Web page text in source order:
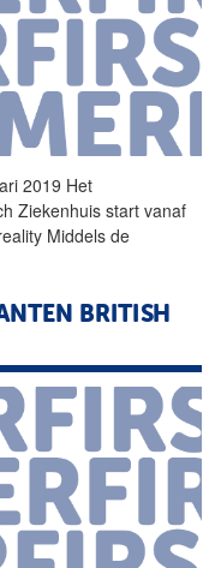
2019 Het
Ziekenhuis start vanaf
Middels de
BRITISH